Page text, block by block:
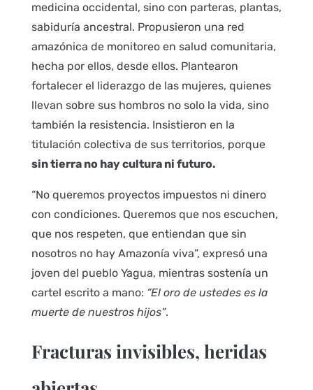
medicina occidental, sino con parteras, plantas,
sabiduría ancestral. Propusieron una red
amazónica de monitoreo en salud comunitaria,
hecha por ellos, desde ellos. Plantearon
fortalecer el liderazgo de las mujeres, quienes
llevan sobre sus hombros no solo la vida, sino
también la resistencia. Insistieron en la
titulación colectiva de sus territorios, porque
sin tierra no hay cultura ni futuro.
“No queremos proyectos impuestos ni dinero
con condiciones. Queremos que nos escuchen,
que nos respeten, que entiendan que sin
nosotros no hay Amazonía viva”, expresó una
joven del pueblo Yagua, mientras sostenía un
cartel escrito a mano: “El oro de ustedes es la
muerte de nuestros hijos”.
Fracturas invisibles, heridas